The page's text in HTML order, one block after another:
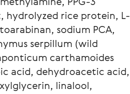
hydrolyzed rice protein, L-
sodium PCA,
serpillum (wild
carthamoides
acid, dehydroacetic acid,
linalool,